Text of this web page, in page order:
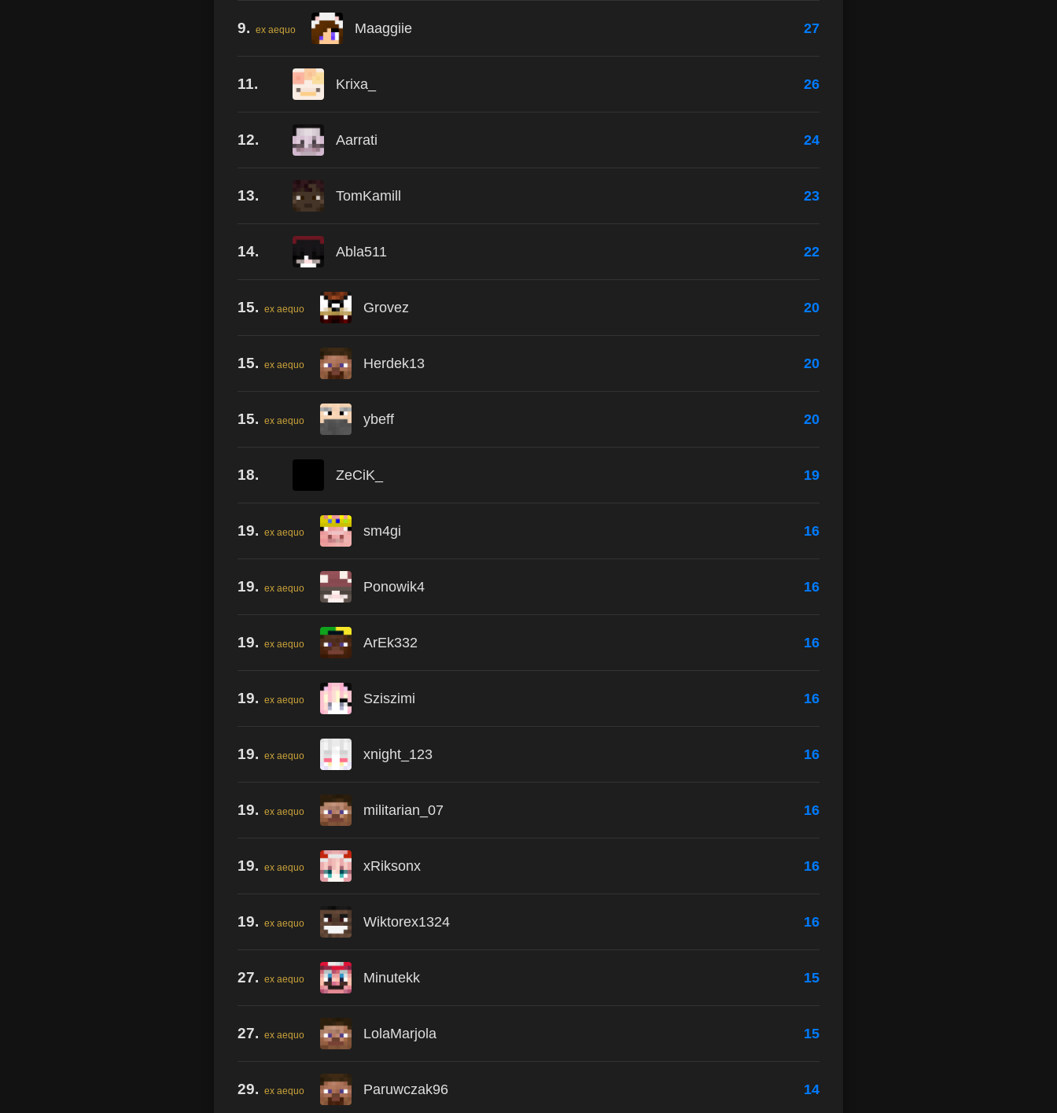
9. ex aequo Maaggiie 27
11. Krixa_ 26
12. Aarrati 24
13. TomKamill 23
14. Abla511 22
15. ex aequo Grovez 20
15. ex aequo Herdek13 20
15. ex aequo ybeff 20
18. ZeCiK_ 19
19. ex aequo sm4gi 16
19. ex aequo Ponowik4 16
19. ex aequo ArEk332 16
19. ex aequo Sziszimi 16
19. ex aequo xnight_123 16
19. ex aequo militarian_07 16
19. ex aequo xRiksonx 16
19. ex aequo Wiktorex1324 16
27. ex aequo Minutekk 15
27. ex aequo LolaMarjola 15
29. ex aequo Paruwczak96 14